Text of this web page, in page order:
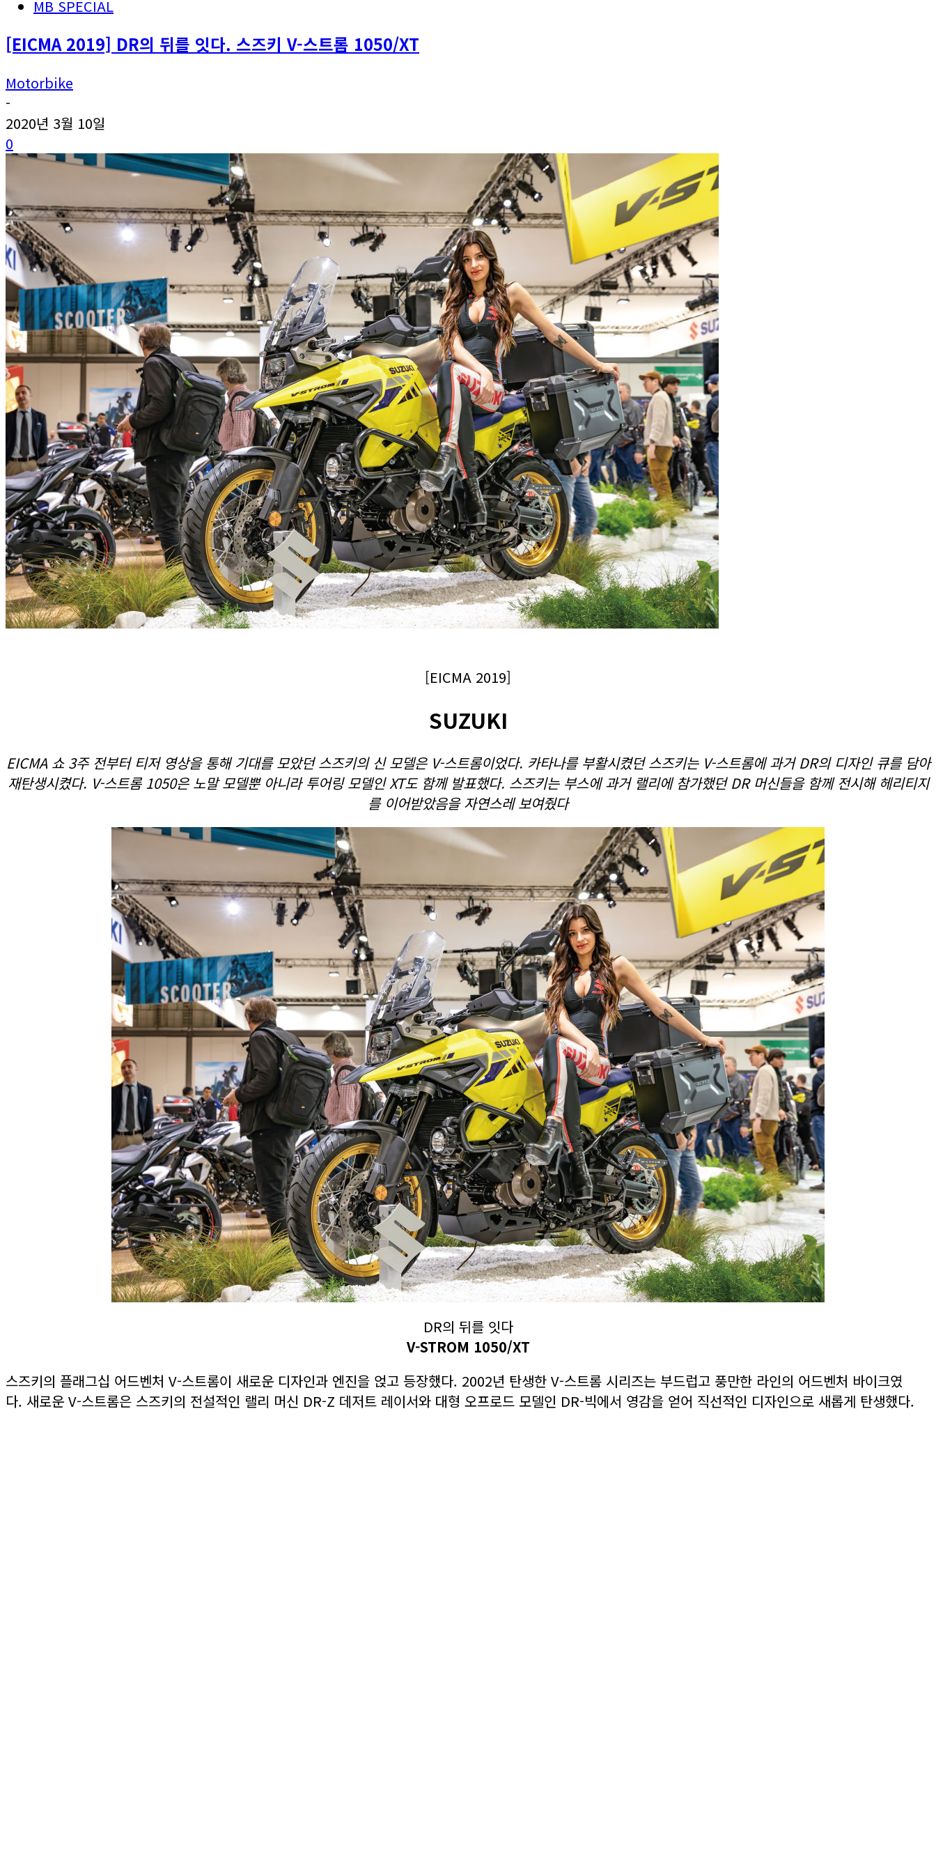
MB SPECIAL
[EICMA 2019] DR의 뒤를 잇다. 스즈키 V-스트롬 1050/XT
Motorbike
-
2020년 3월 10일
0
[EICMA 2019]
SUZUKI
EICMA 쇼 3주 전부터 티저 영상을 통해 기대를 모았던 스즈키의 신 모델은 V-스트롬이었다. 카타나를 부활시켰던 스즈키는 V-스트롬에 과거 DR의 디자인 큐를 담아
재탄생시켰다. V-스트롬 1050은 노말 모델뿐 아니라 투어링 모델인 XT도 함께 발표했다. 스즈키는 부스에 과거 랠리에 참가했던 DR 머신들을 함께 전시해 헤리티지
를 이어받았음을 자연스레 보여줬다
DR의 뒤를 잇다
V-STROM 1050/XT
스즈키의 플래그십 어드벤처 V-스트롬이 새로운 디자인과 엔진을 얹고 등장했다. 2002년 탄생한 V-스트롬 시리즈는 부드럽고 풍만한 라인의 어드벤처 바이크였
다. 새로운 V-스트롬은 스즈키의 전설적인 랠리 머신 DR-Z 데저트 레이서와 대형 오프로드 모델인 DR-빅에서 영감을 얻어 직선적인 디자인으로 새롭게 탄생했다.